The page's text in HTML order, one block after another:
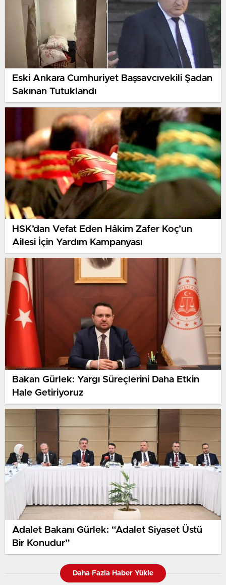
Eski Ankara Cumhuriyet Başsavcıvekili Şadan
Sakınan Tutuklandı
HSK’dan Vefat Eden Hâkim Zafer Koç’un
Ailesi İçin Yardım Kampanyası
Bakan Gürlek: Yargı Süreçlerini Daha Etkin
Hale Getiriyoruz
Adalet Bakanı Gürlek: “Adalet Siyaset Üstü
Bir Konudur”
Daha Fazla Haber Yükle